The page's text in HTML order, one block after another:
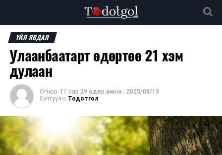
ҮЙЛ ЯВДАЛ
Улаанбаатарт өдөртөө 21 хэм
дулаан
Огноо: 11 сар 29 өдөр.өмнө , 2025/08/13
Сэтгүүлч: Тодотгол